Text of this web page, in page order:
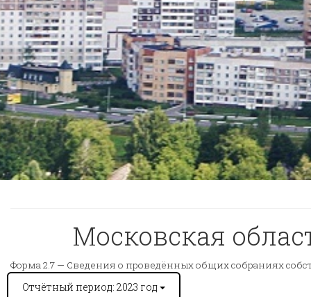
Московская
Форма 2.7 — Сведения о проведённых общих собраниях
Отчётный период: 2023 год